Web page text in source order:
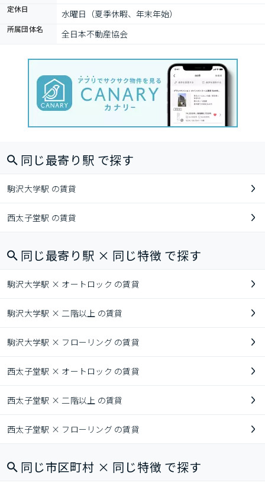
定休日 水曜日（夏季休暇、年末年始）
所属団体名 全日本不動産協会
同じ最寄り駅 で探す
駒沢大学駅 の賃貸
西太子堂駅 の賃貸
同じ最寄り駅 × 同じ特徴 で探す
駒沢大学駅 × オートロック の賃貸
駒沢大学駅 × 二階以上 の賃貸
駒沢大学駅 × フローリング の賃貸
西太子堂駅 × オートロック の賃貸
西太子堂駅 × 二階以上 の賃貸
西太子堂駅 × フローリング の賃貸
同じ市区町村 × 同じ特徴 で探す